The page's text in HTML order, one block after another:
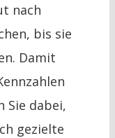
nach
bis sie
Damit
Sie dabei,
gezielte